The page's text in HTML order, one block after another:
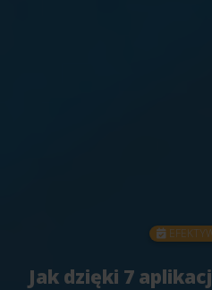
Jak dzięki 7